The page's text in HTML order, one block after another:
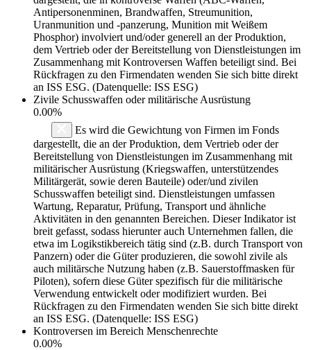
Antipersonenminen, Brandwaffen, Streumunition,
Uranmunition und -panzerung, Munition mit Weißem
Phosphor) involviert und/oder generell an der Produktion,
dem Vertrieb oder der Bereitstellung von Dienstleistungen im
Zusammenhang mit Kontroversen Waffen beteiligt sind. Bei
Rückfragen zu den Firmendaten wenden Sie sich bitte direkt
an ISS ESG. (Datenquelle: ISS ESG)
Zivile Schusswaffen oder militärische Ausrüstung
0.00%
Es wird die Gewichtung von Firmen im Fonds
dargestellt, die an der Produktion, dem Vertrieb oder der
Bereitstellung von Dienstleistungen im Zusammenhang mit
militärischer Ausrüstung (Kriegswaffen, unterstützendes
Militärgerät, sowie deren Bauteile) oder/und zivilen
Schusswaffen beteiligt sind. Dienstleistungen umfassen
Wartung, Reparatur, Prüfung, Transport und ähnliche
Aktivitäten in den genannten Bereichen. Dieser Indikator ist
breit gefasst, sodass hierunter auch Unternehmen fallen, die
etwa im Logikstikbereich tätig sind (z.B. durch Transport von
Panzern) oder die Güter produzieren, die sowohl zivile als
auch militärsche Nutzung haben (z.B. Sauerstoffmasken für
Piloten), sofern diese Güter spezifisch für die militärische
Verwendung entwickelt oder modifiziert wurden. Bei
Rückfragen zu den Firmendaten wenden Sie sich bitte direkt
an ISS ESG. (Datenquelle: ISS ESG)
Kontroversen im Bereich Menschenrechte
0.00%